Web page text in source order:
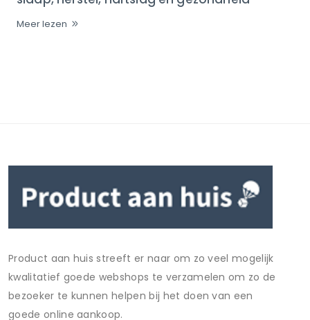
Meer lezen
Product aan huis streeft er naar om zo veel mogelijk
kwalitatief goede webshops te verzamelen om zo de
bezoeker te kunnen helpen bij het doen van een
goede online aankoop.